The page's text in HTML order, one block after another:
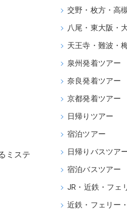
ミステ
交野・枚方・高
八尾・東大阪・
天王寺・難波・
泉州発着ツアー
奈良発着ツアー
京都発着ツアー
日帰りツアー
宿泊ツアー
日帰りバスツア
宿泊バスツアー
JR・近鉄・フェ
近鉄・フェリー